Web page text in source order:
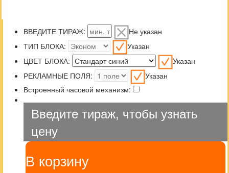
ВВЕДИТЕ ТИРАЖ:
Не указан
ТИП БЛОКА:
Указан
ЦВЕТ БЛОКА:
Указан
РЕКЛАМНЫЕ ПОЛЯ:
Указан
Встроенный часовой механизм:
Введите тираж, чтобы узнать
цену
В корзину